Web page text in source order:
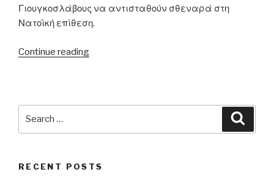
Γιουγκοσλάβους να αντισταθούν σθεναρά στη
Νατοϊκή επίθεση.
Continue reading“24.03.1999
Γιουγκοσλαβίας”
RECENT POSTS